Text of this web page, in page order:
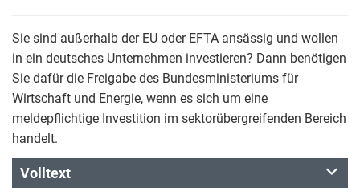
Sie sind außerhalb der EU oder EFTA ansässig und wollen
in ein deutsches Unternehmen investieren? Dann benötigen
Sie dafür die Freigabe des Bundesministeriums für
Wirtschaft und Energie, wenn es sich um eine
meldepflichtige Investition im sektorübergreifenden Bereich
handelt.
Volltext